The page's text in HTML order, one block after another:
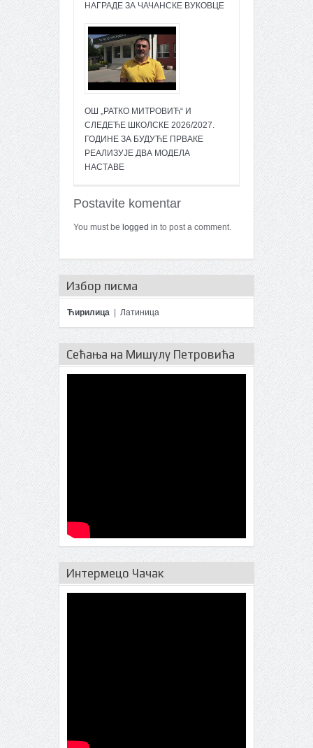
НАГРАДЕ ЗА ЧАЧАНСКЕ ВУКОВЦЕ
ОШ „РАТКО МИТРОВИЋ“ И
СЛЕДЕЋЕ ШКОЛСКЕ 2026/2027.
ГОДИНЕ ЗА БУДУЋЕ ПРВАКЕ
РЕАЛИЗУЈЕ ДВА МОДЕЛА
НАСТАВЕ
Postavite komentar
You must be logged in to post a comment.
Избор писма
Ћирилица Латиница
Сећања на Мишулу Петровића
Интермецо Чачак